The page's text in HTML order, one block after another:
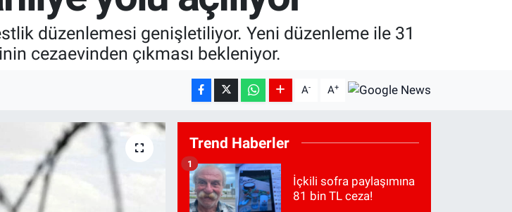
düzenlemesi genişletiliyor. Yeni düzenleme ile 31
cezaevinden çıkması bekleniyor.
A- A+
Trend Haberler
İçkili sofra paylaşımına
81 bin TL ceza!
1